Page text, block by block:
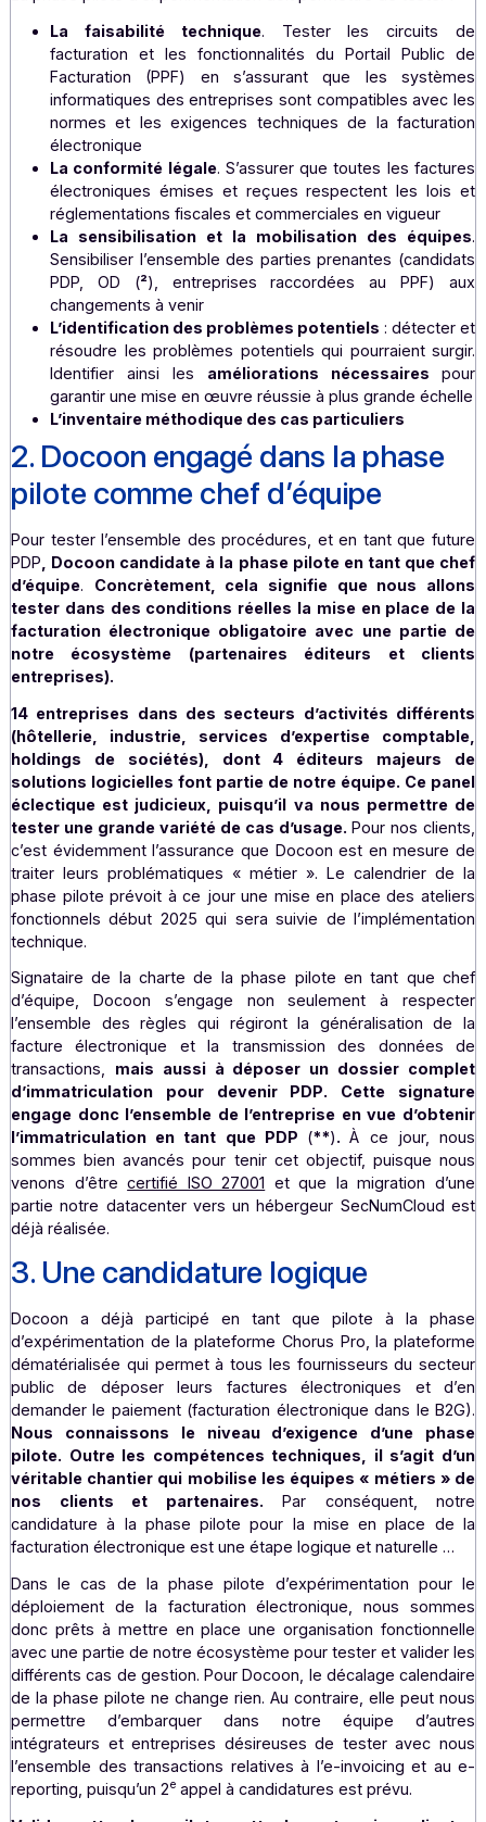
facultative, nous avons tenu à nous porter
tant que future PDP (¹). Une démarche logique qui
à l’ADN Docoon : garantir à nos clients et
plus haut niveau de sécurité et l’excellence
services.
La phase pilote d’expérimentation doit permettre de
La faisabilité technique. Tester les
facturation et les fonctionnalités du Portail
Facturation (PPF) en s’assurant que les
informatiques des entreprises sont compatibles
normes et les exigences techniques de la
électronique
La conformité légale. S’assurer que toutes les
électroniques émises et reçues respectent les
réglementations fiscales et commerciales en
La sensibilisation et la mobilisation des
Sensibiliser l’ensemble des parties prenantes
PDP, OD (²), entreprises raccordées au
L’identification des problèmes potentiels:
résoudre les problèmes potentiels qui pourraient
Identifier ainsi lesaméliorations
garantir une mise en œuvre réussie à plus grande
L’inventaire méthodique des cas particuliers
2. Docoon engagé dans la
pilote comme chef d’équipe
Pour tester l’ensemble des procédures, et en tant que
PDP, Docoon candidate à la phase pilote en tant
d’équipe.Concrètement, cela signifie que nous
tester dans des conditions réelles la mise en place
facturation électronique obligatoire avec une
notre écosystème (partenaires éditeurs et
entreprises).
14 entreprises dans des secteurs d’activités
(hôtellerie, industrie, services d’expertise
holdings de sociétés), dont 4 éditeurs
solutions logicielles font partie de notre équipe. Ce
éclectique est judicieux, puisqu’il va nous
tester une grande variété de cas d’usage.
Pour nos
c’est évidemment l’assurance que Docoon est en
traiter leurs problématiques « métier ». Le calendrier
phase pilote prévoit à ce jour une mise en place des
fonctionnels début 2025 qui sera suivie de
technique.
Signataire de la charte de la phase pilote en tant
d’équipe, Docoon s’engage non seulement à
l’ensemble des règles qui régiront la généralisation
facture électronique et la transmission des
transactions,mais aussi à déposer un dossier
d’immatriculation pour devenir PDP. Cette
engage donc l’ensemble de l’entreprise en vue
l’immatriculation en tant que PDP(** ).À ce jour,
sommes bien avancés pour tenir cet objectif, puisque
venons d’êtrecertifié ISO 27001et que la migration
partie notre datacenter vers un hébergeur
déjà réalisée.
3. Une candidature logique
Docoon a déjà participé en tant que pilote à la
d’expérimentation de la plateforme Chorus Pro, la
dématérialisée qui permet à tous les fournisseurs du
public de déposer leurs factures électroniques et
demander le paiement (facturation électronique dans le
Nous connaissons le niveau d’exigence d’une
pilote. Outre les compétences techniques, il s’agit